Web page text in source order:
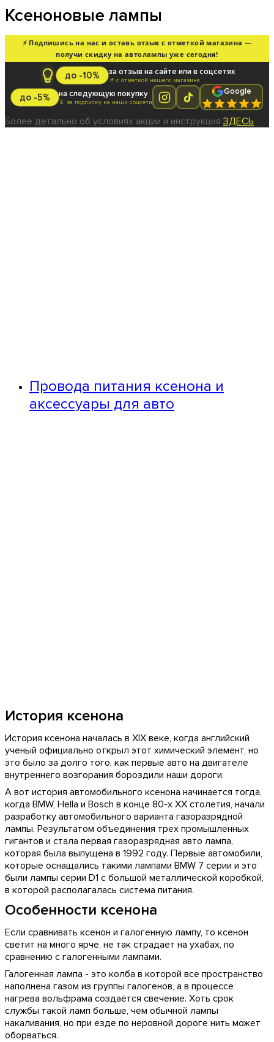
Ксеноновые лампы
⚡ Подпишись на нас и оставь отзыв с отметкой магазина —
получи скидку на автолампы уже сегодня!
до -10% за отзыв на сайте или в соцсетях
📌 с отметкой нашего магазина
до -5% на следующую покупку
📱 за подписку на наши соцсети
Google
Более детально об условиях акции и инструкция ЗДЕСЬ.
Провода питания ксенона и
аксессуары для авто
История ксенона
История ксенона началась в XIX веке, когда английский
ученый официально открыл этот химический элемент, но
это было за долго того, как первые авто на двигателе
внутреннего возгорания бороздили наши дороги.
А вот история автомобильного ксенона начинается тогда,
когда BMW, Hella и Bosch в конце 80-х XX столетия, начали
разработку автомобильного варианта газоразрядной
лампы. Результатом объединения трех промышленных
гигантов и стала первая газоразрядная авто лампа,
которая была выпущена в 1992 году. Первые автомобили,
которые оснащались такими лампами BMW 7 серии и это
были лампы серии D1 с большой металлической коробкой,
в которой располагалась система питания.
Особенности ксенона
Если сравнивать ксенон и галогенную лампу, то ксенон
светит на много ярче, не так страдает на ухабах, по
сравнению с галогенными лампами.
Галогенная лампа - это колба в которой все пространство
наполнена газом из группы галогенов, а в процессе
нагрева вольфрама создаётся свечение. Хоть срок
службы такой ламп больше, чем обычной лампы
накаливания, но при езде по неровной дороге нить может
оборваться.